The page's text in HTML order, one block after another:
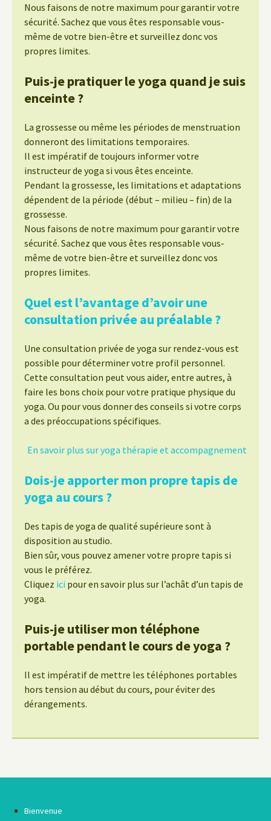
Nous faisons de notre maximum pour garantir votre
sécurité. Sachez que vous êtes responsable vous-
même de votre bien-être et surveillez donc vos
propres limites.
Puis-je pratiquer le yoga quand je suis
enceinte ?
La grossesse ou même les périodes de menstruation
donneront des limitations temporaires.
Il est impératif de toujours informer votre
instructeur de yoga si vous êtes enceinte.
Pendant la grossesse, les limitations et adaptations
dépendent de la période (début – milieu – fin) de la
grossesse.
Nous faisons de notre maximum pour garantir votre
sécurité. Sachez que vous êtes responsable vous-
même de votre bien-être et surveillez donc vos
propres limites.
Quel est l’avantage d’avoir une
consultation privée au préalable ?
Une consultation privée de yoga sur rendez-vous est
possible pour déterminer votre profil personnel.
Cette consultation peut vous aider, entre autres, à
faire les bons choix pour votre pratique physique du
yoga. Ou pour vous donner des conseils si votre corps
a des préoccupations spécifiques.
En savoir plus sur yoga thérapie et accompagnement
Dois-je apporter mon propre tapis de
yoga au cours ?
Des tapis de yoga de qualité supérieure sont à
disposition au studio.
Bien sûr, vous pouvez amener votre propre tapis si
vous le préférez.
Cliquez ici pour en savoir plus sur l’achât d’un tapis de
yoga.
Puis-je utiliser mon téléphone
portable pendant le cours de yoga ?
Il est impératif de mettre les téléphones portables
hors tension au début du cours, pour éviter des
dérangements.
Bienvenue